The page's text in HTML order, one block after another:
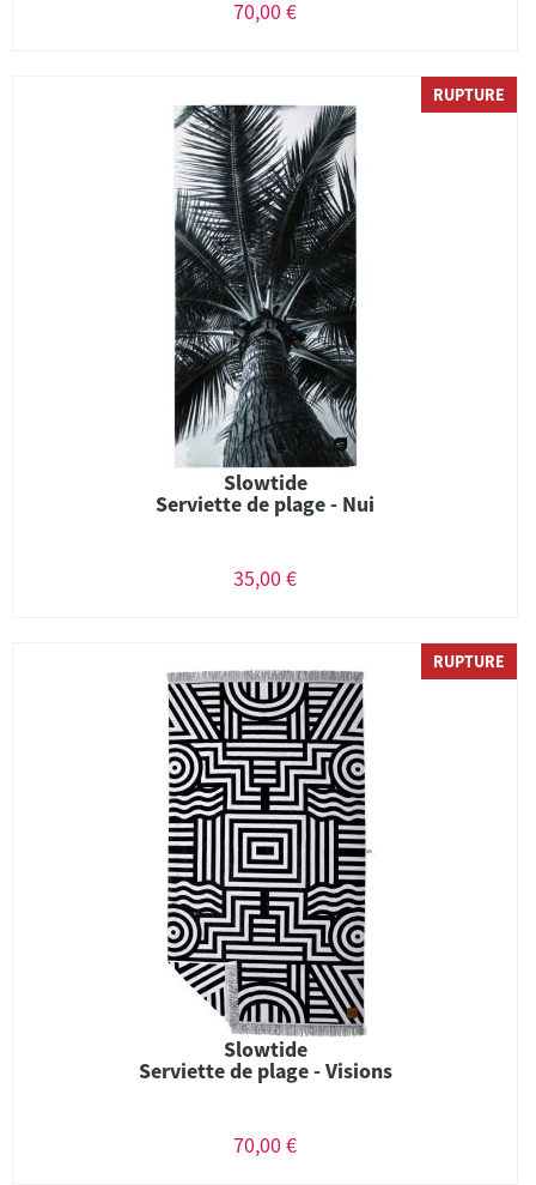
70,00 €
RUPTURE
Slowtide
Serviette de plage - Nui
35,00 €
RUPTURE
Slowtide
Serviette de plage - Visions
70,00 €